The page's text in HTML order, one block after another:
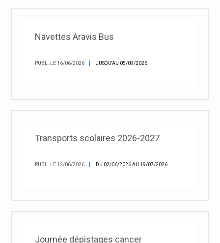
Navettes Aravis Bus
PUBL. LE 16/06/2026 JUSQU'AU 05/09/2026
Transports scolaires 2026-2027
PUBL. LE 12/06/2026 DU 02/06/2026 AU 19/07/2026
Journée dépistages cancer